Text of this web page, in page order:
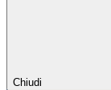
Chiudi